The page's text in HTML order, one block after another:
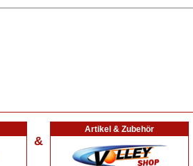
&
Artikel & Zubehör